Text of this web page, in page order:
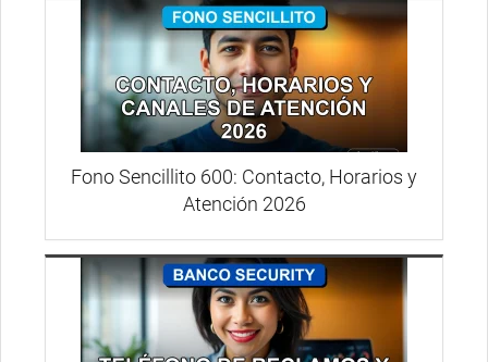
Fono Sencillito 600: Contacto, Horarios y
Atención 2026